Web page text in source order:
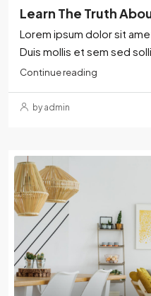
Learn The Truth
Lorem ipsum dolor sit
Duis mollis et sem sed
Continue reading
by admin